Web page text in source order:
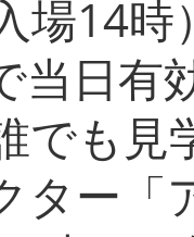
場14
当日有
でも
ター